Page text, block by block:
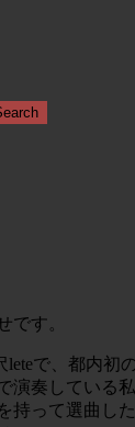
です。
で、 都内初
演奏している
持って選曲し